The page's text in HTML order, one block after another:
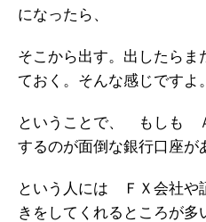
になったら、
そこから出す。出したらま
ておく。そんな感じですよ。
ということで、 もしも
するのが面倒な銀行口座が
という人には ＦＸ会社や
きをしてくれるところが多